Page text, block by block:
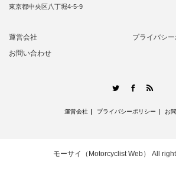
東京都中央区八丁堀4-5-9
運営会社
プライバシ
お問い合わせ
TwitterFacebook
運営会社 プライバシーポリシー お
モーサイ（Motorcyclist Web） All